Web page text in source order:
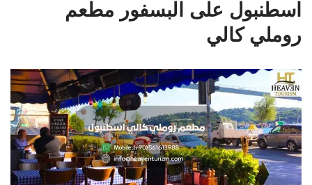
اسطنبول على البسفور مطعم
روملي كالي